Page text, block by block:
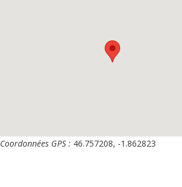
Coordonnées GPS : 46.757208, -1.862823